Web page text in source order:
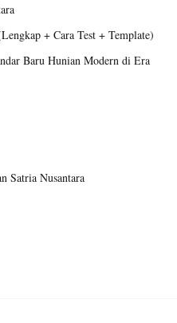
+ Cara Test + Template)
Baru Hunian Modern di Era
Satria Nusantara